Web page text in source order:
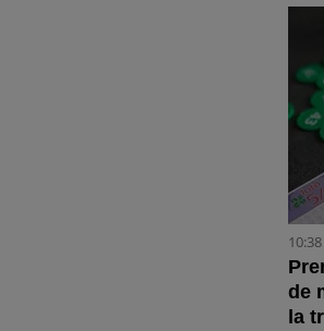
10:38
de
la